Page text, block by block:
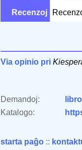
Recenzoj
Via opinio pri
Demandoj:
Katalogo:
starta paĝo ::